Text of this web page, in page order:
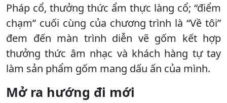
Pháp cổ, thưởng thức ẩm thực làng cổ; “điểm
chạm” cuối cùng của chương trình là “Về tôi”
đem đến màn trình diễn vẽ gốm kết hợp
thưởng thức âm nhạc và khách hàng tự tay
làm sản phẩm gốm mang dấu ấn của mình.
Mở ra hướng đi mới